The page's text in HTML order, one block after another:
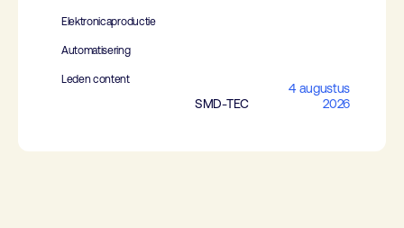
Elektronicaproductie
Automatisering
Leden content
SMD-TEC
4 augustus
2026